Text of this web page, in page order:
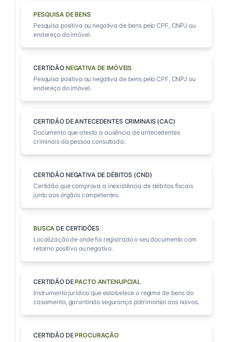
PESQUISA DE BENS
Pesquisa positiva ou negativa de bens pelo CPF, CNPJ ou
endereço do imóvel.
CERTIDÃO NEGATIVA DE IMÓVEIS
Pesquisa positiva ou negativa de bens pelo CPF, CNPJ ou
endereço do imóvel.
CERTIDÃO DE ANTECEDENTES CRIMINAIS (CAC)
Documento que atesta a ausência de antecedentes
criminais da pessoa consultada.
CERTIDÃO NEGATIVA DE DÉBITOS (CND)
Certidão que comprova a inexistência de débitos fiscais
junto aos órgãos competentes.
BUSCA DE CERTIDÕES
Localização de onde foi registrado o seu documento com
retorno positivo ou negativo.
CERTIDÃO DEPACTO ANTENUPCIAL
Instrumento jurídico que estabelece o regime de bens do
casamento, garantindo segurança patrimonial aos noivos.
CERTIDÃO DEPROCURAÇÃO